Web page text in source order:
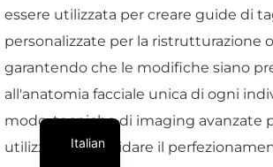
essere utilizzata per creare guide di
personalizzate per la ristrutturazione
garantendo che le modifiche siano
all'anatomia facciale unica di ogni
modo, tecniche di imaging avanzate
utilizzate per guidare il
Italian